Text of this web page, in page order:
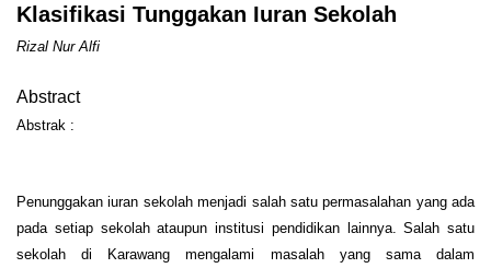
Klasifikasi Tunggakan Iuran Sekolah
Rizal Nur Alfi
Abstract
Abstrak :
Penunggakan iuran sekolah menjadi salah satu permasalahan yang ada
pada setiap sekolah ataupun institusi pendidikan lainnya. Salah satu
sekolah di Karawang mengalami masalah yang sama dalam